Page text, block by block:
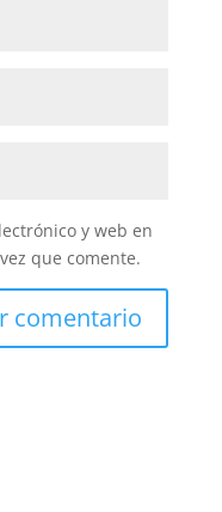
y web en
que comente.